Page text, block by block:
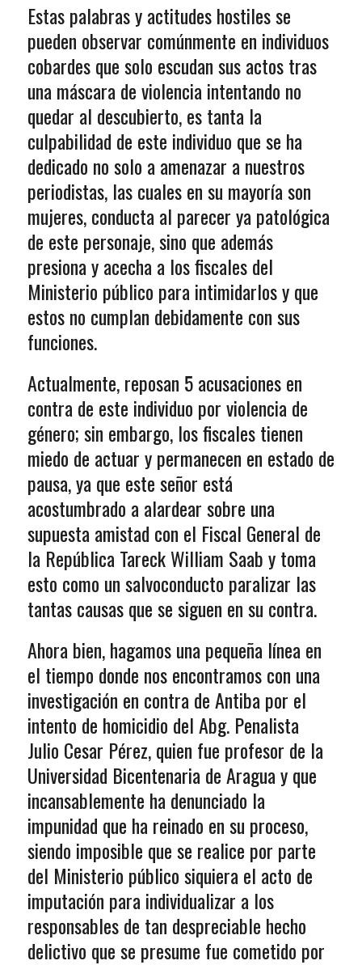
Estas palabras y actitudes hostiles se
pueden observar comúnmente en individuos
cobardes que solo escudan sus actos tras
una máscara de violencia intentando no
quedar al descubierto, es tanta la
culpabilidad de este individuo que se ha
dedicado no solo a amenazar a nuestros
periodistas, las cuales en su mayoría son
mujeres, conducta al parecer ya patológica
de este personaje, sino que además
presiona y acecha a los fiscales del
Ministerio público para intimidarlos y que
estos no cumplan debidamente con sus
funciones.
Actualmente, reposan 5 acusaciones en
contra de este individuo por violencia de
género; sin embargo, los fiscales tienen
miedo de actuar y permanecen en estado de
pausa, ya que este señor está
acostumbrado a alardear sobre una
supuesta amistad con el Fiscal General de
la República Tareck William Saab y toma
esto como un salvoconducto paralizar las
tantas causas que se siguen en su contra.
Ahora bien, hagamos una pequeña línea en
el tiempo donde nos encontramos con una
investigación en contra de Antiba por el
intento de homicidio del Abg. Penalista
Julio Cesar Pérez, quien fue profesor de la
Universidad Bicentenaria de Aragua y que
incansablemente ha denunciado la
impunidad que ha reinado en su proceso,
siendo imposible que se realice por parte
del Ministerio público siquiera el acto de
imputación para individualizar a los
responsables de tan despreciable hecho
delictivo que se presume fue cometido por